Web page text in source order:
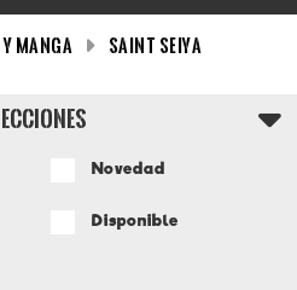
y Manga Saint Seiya
Novedad
Disponible